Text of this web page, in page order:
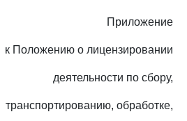
Приложение
к Положению о лицензировании
деятельности по сбору,
транспортированию, обработке,